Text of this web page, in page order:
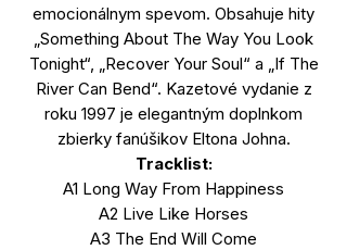
emocionálnym spevom. Obsahuje hity
„Something About The Way You Look
Tonight“, „Recover Your Soul“ a „If The
River Can Bend“. Kazetové vydanie z
roku 1997 je elegantným doplnkom
zbierky fanúšikov Eltona Johna.
Tracklist:
A1 Long Way From Happiness
A2 Live Like Horses
A3 The End Will Come